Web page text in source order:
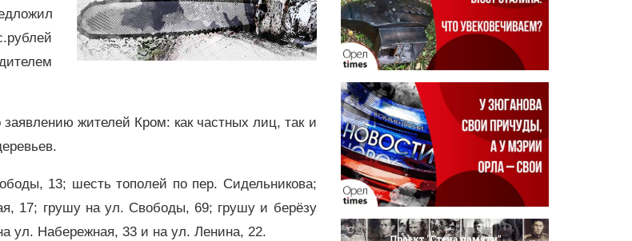
жителей Кром: как частных лиц, так и
13; шесть тополей по пер. Сидельникова;
17; грушу на ул. Свободы, 69; грушу и берёзу
ул. Набережная, 33 и на ул. Ленина, 22.